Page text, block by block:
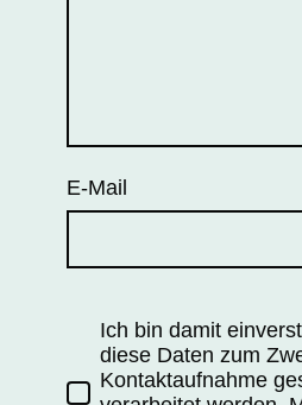
E-Mail
Ich bin damit
diese Daten zum
Kontaktaufnahme